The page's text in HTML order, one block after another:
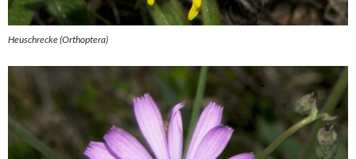
Heuschrecke (Orthoptera)